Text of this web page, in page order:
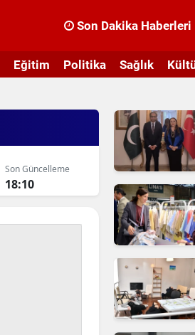
Son Dakika Haberleri
Eğitim Politika Sağlık
Son Güncelleme
18:10